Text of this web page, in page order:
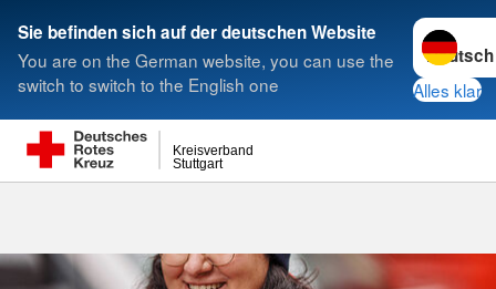
Sie befinden sich auf der deutschen Website
You are on the German website, you can use the
switch to switch to the English one
Sprache
Alles klar
Stuttgart
Kreisverband
Suche